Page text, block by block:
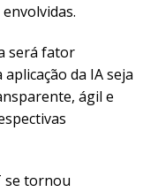
será fator
da IA seja
ágil e
se tornou